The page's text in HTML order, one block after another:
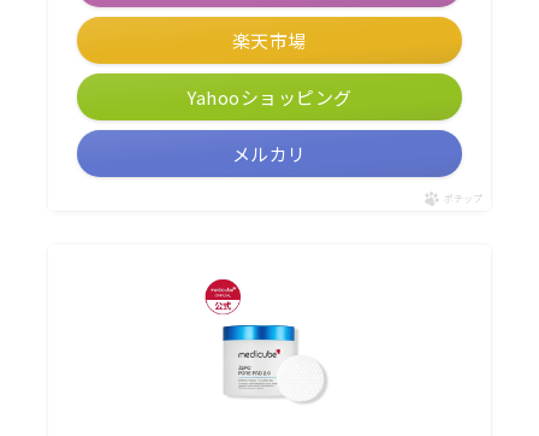
楽天市場
Yahooショッピング
メルカリ
ポチップ